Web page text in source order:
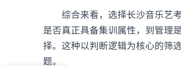
综合来看，选择长沙音乐艺
是否真正具备集训属性，到管理
择。这种以判断逻辑为核心的筛
题。